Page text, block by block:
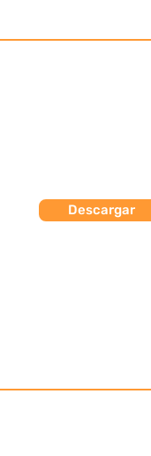
Descargar